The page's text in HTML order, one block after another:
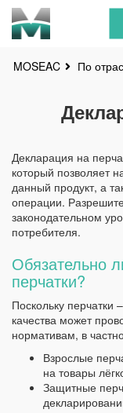
MOSEAC По
Декларация на
который позволяет
данный продукт, а
операции.
законодательном
потребителя.
Обязательно
перчатки?
Поскольку перчатки
качества может
нормативам, в
Взрослые
на товары
Защитные